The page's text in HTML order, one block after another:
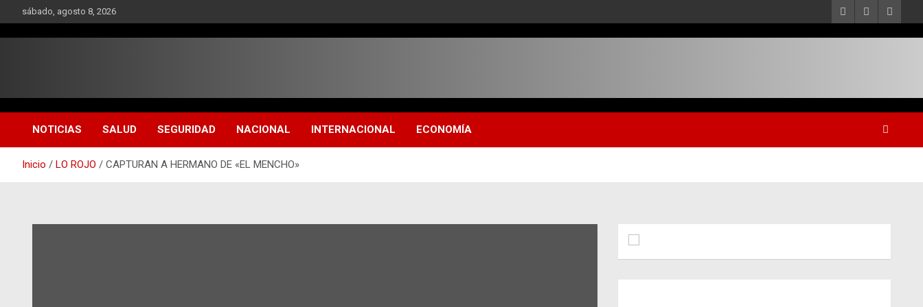
al
contenido
sábado, agosto 8, 2026
NOTICIAS SALUD SEGURIDAD NACIONAL INTERNACIONAL ECONOMÍA
Inicio LO ROJO CAPTURAN A HERMANO DE «EL MENCHO»